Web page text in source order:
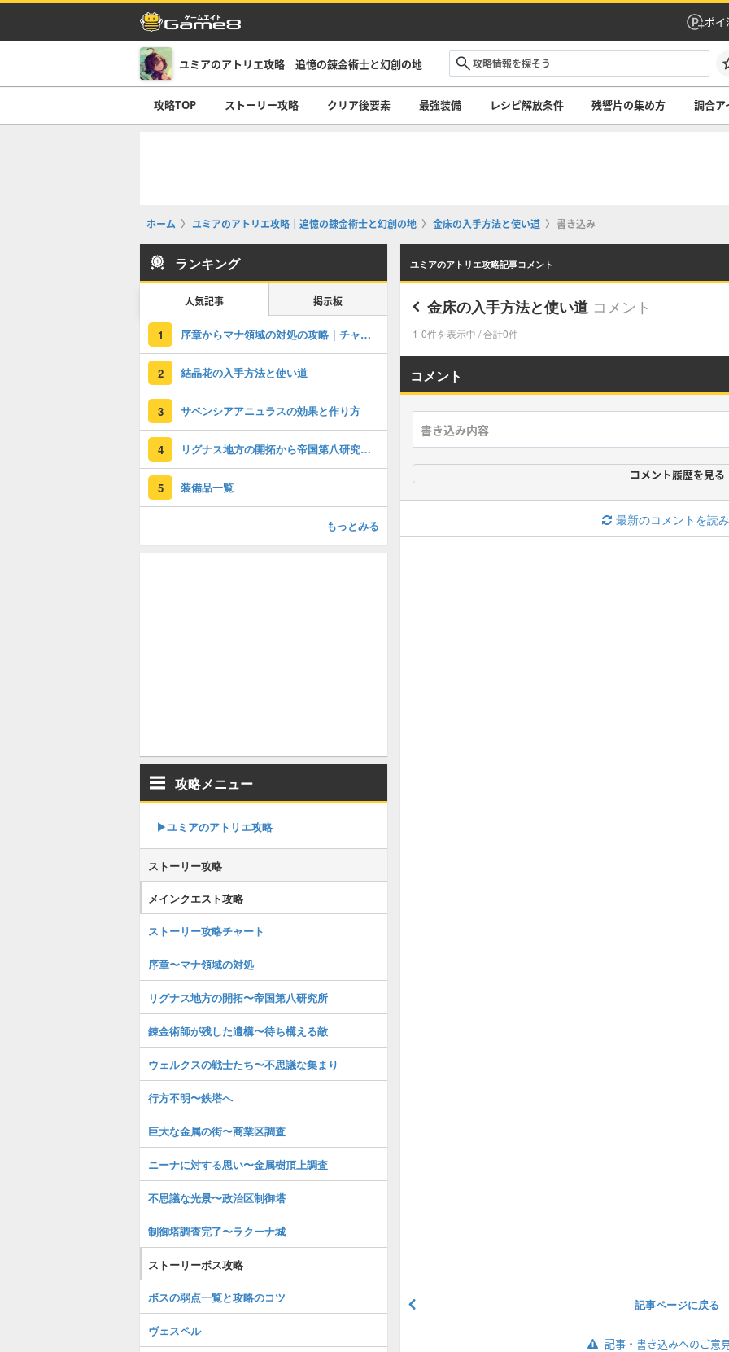
ポイ
ユミアのアトリエ攻略｜追憶の錬金術士と幻創の地
攻略TOP ストーリー攻略 クリア後要素 最強装備 レシピ解放条件 残響片の集め方 調合ア
ホーム ユミアのアトリエ攻略｜追憶の錬金術士と幻創の地 金床の入手方法と使い道 書き込み
ユミアのアトリエ攻略記事コメント
金床の入手方法と使い道 コメント
1-0件を表示中 / 合計0件
コメント
コメント履歴を見る
最新のコメントを読
記事ページに戻る
記事・書き込みへのご意
ランキング
人気記事 掲示板
1 序章からマナ領域の対処の攻略｜チャート1
2 結晶花の入手方法と使い道
3 サペンシアアニュラスの効果と作り方
4 リグナス地方の開拓から帝国第八研究所の攻略｜チャート2
5 装備品一覧
もっとみる
攻略メニュー
▶︎ユミアのアトリエ攻略
ストーリー攻略
メインクエスト攻略
ストーリー攻略チャート
序章〜マナ領域の対処
リグナス地方の開拓〜帝国第八研究所
錬金術師が残した遺構〜待ち構える敵
ウェルクスの戦士たち〜不思議な集まり
行方不明〜鉄塔へ
巨大な金属の街〜商業区調査
ニーナに対する思い〜金属樹頂上調査
不思議な光景〜政治区制御塔
制御塔調査完了〜ラクーナ城
ストーリーボス攻略
ボスの弱点一覧と攻略のコツ
ヴェスペル